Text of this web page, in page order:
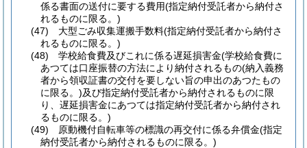
係る書面の送付に要する費用(指定納付受託者から納付さ
れるものに限る。)
(47)
大型ごみ収集運搬手数料(指定納付受託者から納付さ
れるものに限る。)
(48)
学校給食費及びこれに係る遅延損害金(学校給食費に
あつては口座振替の方法により納付されるもの(納入義務
者から領収証書の交付を要しない旨の申出のあつたもの
に限る。)及び指定納付受託者から納付されるものに限
り、遅延損害金にあつては指定納付受託者から納付され
るものに限る。)
(49)
原動機付自転車等の標識の再交付に係る弁償金(指定
納付受託者から納付されるものに限る。)